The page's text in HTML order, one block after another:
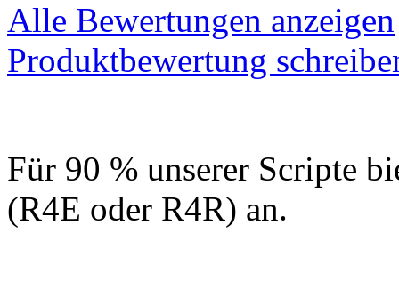
Alle Bewertungen anzeigen
Produktbewertung
Für 90 % unserer Scripte
(R4E oder R4R) an.